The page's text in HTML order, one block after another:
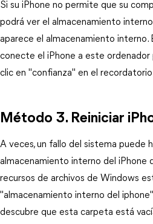
Si su iPhone no permite que su
podrá ver el almacenamiento
aparece el almacenamiento interno.
conecte el iPhone a este ordenador
clic en "confianza" en el
Método 3. Reiniciar
A veces, un fallo del sistema puede
almacenamiento interno del iPhone
recursos de archivos de Windows
"almacenamiento interno del
descubre que esta carpeta está